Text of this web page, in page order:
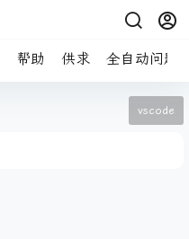
帮助 供求 全自动问题
vscode